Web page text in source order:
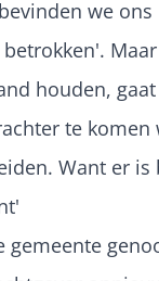
we ons
houden,
te komen
Want er is
gemeente